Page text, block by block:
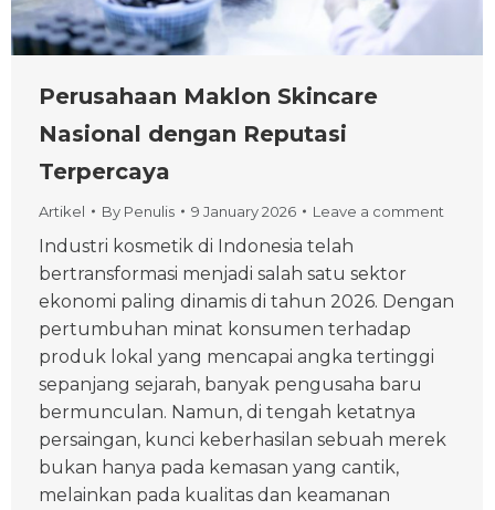
Perusahaan Maklon Skincare
Nasional dengan Reputasi
Terpercaya
Artikel By Penulis 9 January 2026 Leave a comment
Industri kosmetik di Indonesia telah
bertransformasi menjadi salah satu sektor
ekonomi paling dinamis di tahun 2026. Dengan
pertumbuhan minat konsumen terhadap
produk lokal yang mencapai angka tertinggi
sepanjang sejarah, banyak pengusaha baru
bermunculan. Namun, di tengah ketatnya
persaingan, kunci keberhasilan sebuah merek
bukan hanya pada kemasan yang cantik,
melainkan pada kualitas dan keamanan